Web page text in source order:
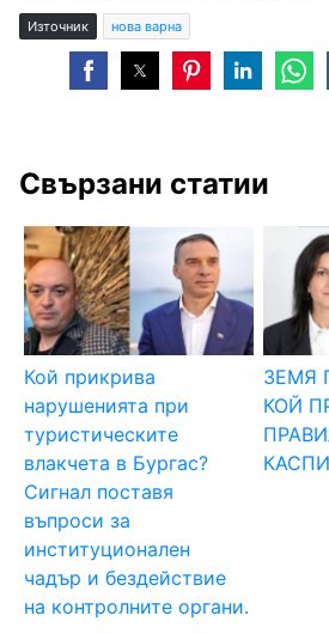
Източник нова варна
Свързани статии
Кой прикрива
нарушенията при
туристическите
влакчета в Бургас?
Сигнал поставя
въпроси за
институционален
чадър и бездействие
на контролните органи.
ЗЕМЯ
КОЙ